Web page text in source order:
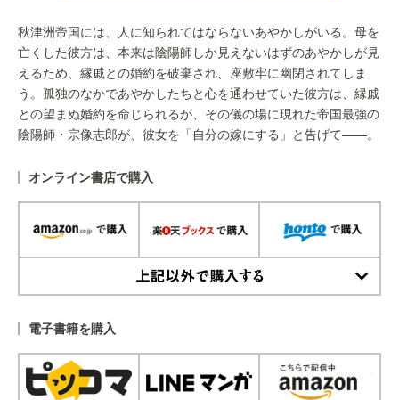
秋津洲帝国には、人に知られてはならないあやかしがいる。母を
亡くした彼方は、本来は陰陽師しか見えないはずのあやかしが見
えるため、縁戚との婚約を破棄され、座敷牢に幽閉されてしま
う。孤独のなかであやかしたちと心を通わせていた彼方は、縁戚
との望まぬ婚約を命じられるが、その儀の場に現れた帝国最強の
陰陽師・宗像志郎が、彼女を「自分の嫁にする」と告げて――。
オンライン書店で購入
電子書籍を購入